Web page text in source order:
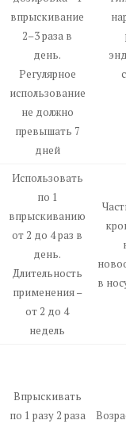
впрыскивание
2–3 раза в
день.
Регулярное
использование
не должно
превышать 7
дней
Использовать
по 1
впрыскиванию
от 2 до 4 раз в
день.
Длительность
применения –
от 2 до 4
недель
в
Впрыскивать
по 1 разу 2 раза